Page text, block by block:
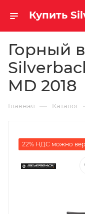
Горный
MD 2018
Главная — Каталог
22% НДС можно